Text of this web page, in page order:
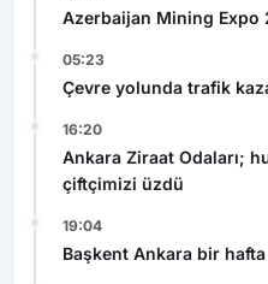
Azerbaijan Mining Expo
05:23
Çevre yolunda trafik
16:20
Ankara Ziraat Odaları;
çiftçimizi üzdü
19:04
Başkent Ankara bir